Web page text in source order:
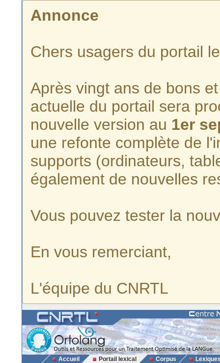
Annonce
Chers usagers du portail
Après vingt ans de bons
actuelle du portail sera
nouvelle version au 1er
une refonte complète de
supports (ordinateurs,
également de nouvelles
Vous pouvez tester la
En vous remerciant,
L'équipe du CNRTL
Accueil Portail lexical Corpus